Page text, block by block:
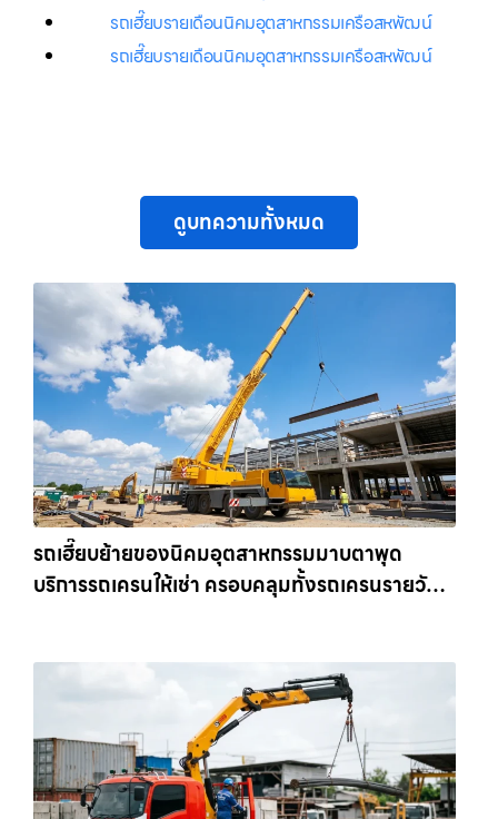
รถเฮี๊ยบรายเดือนนิคมอุตสาหกรรมเครือสหพัฒน์
รถเฮี๊ยบรายเดือนนิคมอุตสาหกรรมเครือสหพัฒน์
ดูบทความทั้งหมด
รถเฮี๊ยบย้ายของนิคมอุตสาหกรรมมาบตาพุด
บริการรถเครนให้เช่า ครอบคลุมทั้งรถเครนรายวัน